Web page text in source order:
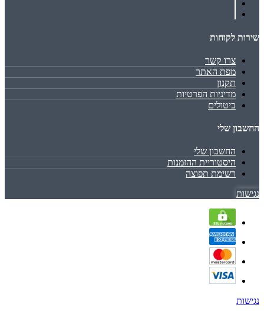
שירות לקוחות
צרו קשר
מפת האתר
תקנון
מדיניות הפרטיות
ביטולים
החשבון שלי
החשבון שלי
היסטוריית ההזמנות
רשימת תפוצה
נגישות
נגישות